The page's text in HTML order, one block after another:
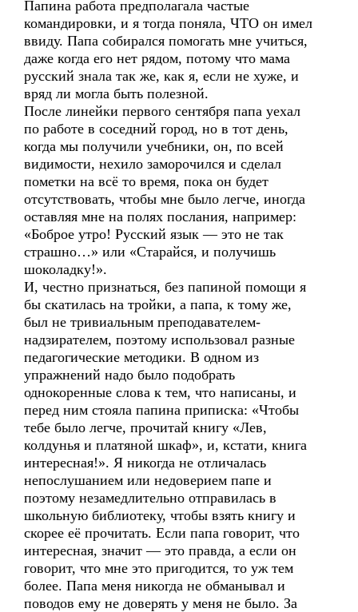
Папина работа предполагала частые
командировки, и я тогда поняла, ЧТО он имел
ввиду. Папа собирался помогать мне учиться,
даже когда его нет рядом, потому что мама
русский знала так же, как я, если не хуже, и
вряд ли могла быть полезной.
После линейки первого сентября папа уехал
по работе в соседний город, но в тот день,
когда мы получили учебники, он, по всей
видимости, нехило заморочился и сделал
пометки на всё то время, пока он будет
отсутствовать, чтобы мне было легче, иногда
оставляя мне на полях послания, например:
«Боброе утро! Русский язык — это не так
страшно…» или «Старайся, и получишь
шоколадку!».
И, честно признаться, без папиной помощи я
бы скатилась на тройки, а папа, к тому же,
был не тривиальным преподавателем-
надзирателем, поэтому использовал разные
педагогические методики. В одном из
упражнений надо было подобрать
однокоренные слова к тем, что написаны, и
перед ним стояла папина приписка: «Чтобы
тебе было легче, прочитай книгу «Лев,
колдунья и платяной шкаф», и, кстати, книга
интересная!». Я никогда не отличалась
непослушанием или недоверием папе и
поэтому незамедлительно отправилась в
школьную библиотеку, чтобы взять книгу и
скорее её прочитать. Если папа говорит, что
интересная, значит — это правда, а если он
говорит, что мне это пригодится, то уж тем
более. Папа меня никогда не обманывал и
поводов ему не доверять у меня не было. За